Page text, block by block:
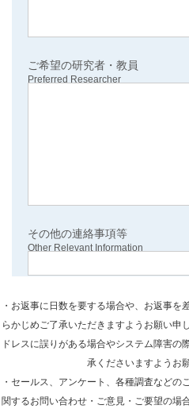
ご希望の研究者・教員
Preferred Researcher
その他の連絡事項等
Other Relevant Information
・お返事に日数を要する場合や、お返事
らかじめご了承いただきますようお願い申
ドレスに誤りがある場合やシステム障害の
承くださいますようお
・セールス、アンケート、各種調査など
関するお問い合わせ・ご意見・ご要望の場